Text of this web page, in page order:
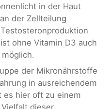
in der Haut
der Zellteilung
ohne Vitamin D3 auch
der Mikronährstoffe
in ausreichendem
es hier oft zu einem
dieser